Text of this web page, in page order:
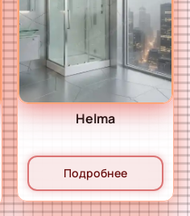
Helma
Подробнее